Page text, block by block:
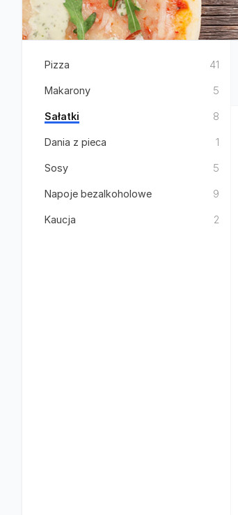
Pizza 41
Makarony 5
Sałatki 8
Dania z pieca 1
Sosy 5
Napoje bezalkoholowe 9
Kaucja 2